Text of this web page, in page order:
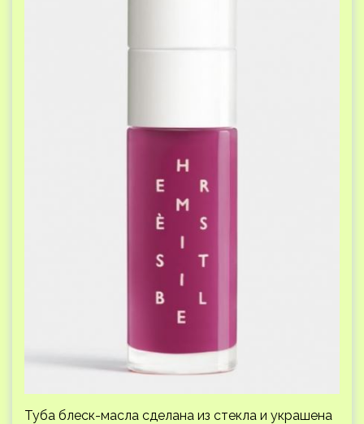
Туба блеск-масла сделана из стекла и украшена